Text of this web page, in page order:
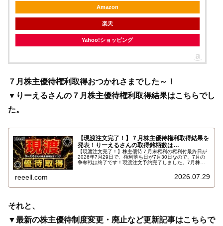
Amazon
楽天
Yahoo!ショッピング
７月株主優待権利取得おつかれさまでした～！
▼りーえるさんの７月株主優待権利取得結果はこちらでし
た。
【現渡注文完了！】７月株主優待権利取得結果を
発表！りーえるさんの取得銘柄数は…
【現渡注文完了！】株主優待７月末権利の権利付最終日が
2026年7月29日で、権利落ち日が7月30日なので、7月の
争奪戦は終了です！現渡注文予約完了しました。7月株主
reeell.com 2026.07.29
それと、
▼最新の株主優待制度変更・廃止など更新記事はこちらで